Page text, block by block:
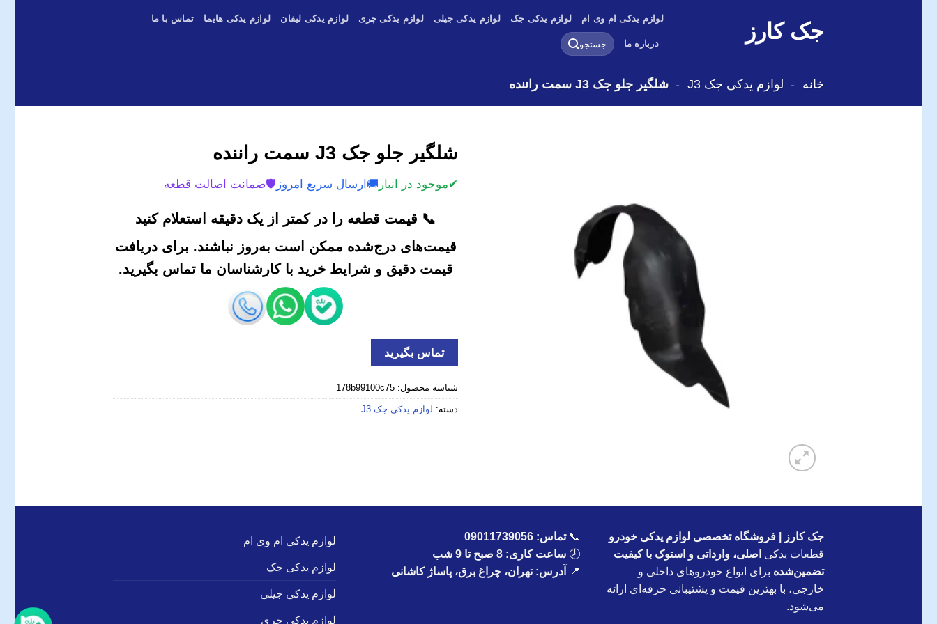
جک کارز
لوازم یدکی ام وی ام لوازم یدکی جک لوازم یدکی جیلی لوازم یدکی چری لوازم یدکی لیفان لوازم یدکی هایما تماس با ما
درباره ما
جستجو
برای:
خانه - لوازم یدکی جک J3 - شلگیر جلو جک J3 سمت راننده
شلگیر جلو جک J3 سمت راننده
✔موجود در انبار 🚚 ارسال سریع امروز 🛡️ضمانت اصالت قطعه
📞 قیمت قطعه را در کمتر از یک دقیقه استعلام کنید
قیمت‌های درج‌شده ممکن است به‌روز نباشند. برای دریافت
قیمت دقیق و شرایط خرید با کارشناسان ما تماس بگیرید.
تماس بگیرید
شناسه محصول: 178b99100c75
دسته: لوازم یدکی جک J3
جک کارز | فروشگاه تخصصی لوازم یدکی خودرو
قطعات یدکی اصلی، وارداتی و استوک با کیفیت
تضمین‌شده برای انواع خودروهای داخلی و
خارجی، با بهترین قیمت و پشتیبانی حرفه‌ای ارائه
می‌شود.
📞تماس: 09011739056
🕗 ساعت کاری: 8 صبح تا 9 شب
📍
آدرس: تهران، چراغ برق، پاساژ کاشانی
لوازم یدکی ام وی ام
لوازم یدکی جک
لوازم یدکی جیلی
لوازم یدکی چری